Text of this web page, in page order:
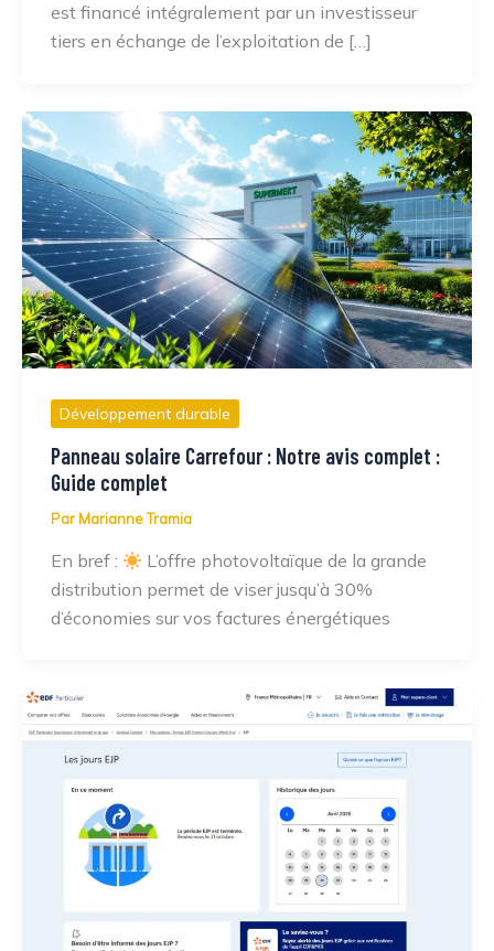
est financé intégralement par un investisseur
tiers en échange de l’exploitation de […]
Développement durable
Panneau solaire Carrefour : Notre avis complet :
Guide complet
Par Marianne Tramia
En bref :
L’offre photovoltaïque de la grande
distribution permet de viser jusqu’à 30%
d’économies sur vos factures énergétiques